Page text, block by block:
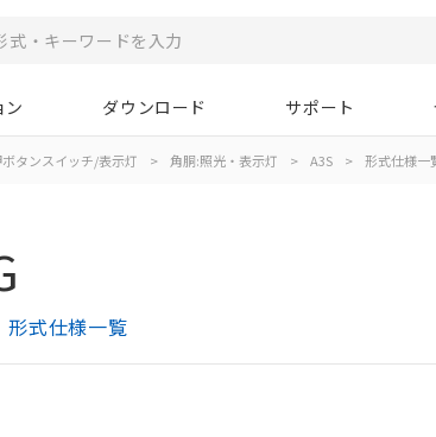
ン ダウンロード サポート
タンスイッチ/表示灯 > 角胴:照光・表示灯 > A3S > 形式仕様一
形式仕様一覧